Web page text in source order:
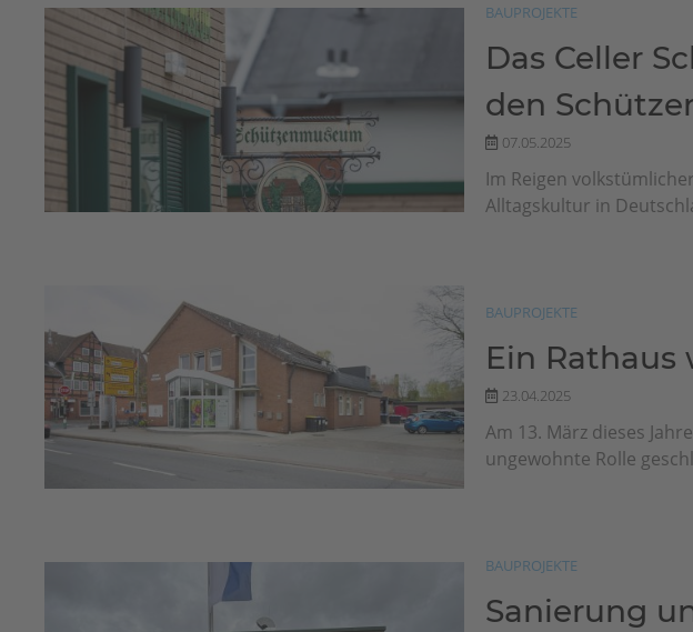
BAUPROJEKTE
Das Celler
den
07.05.2025
Im Reigen
Alltagskultur in
BAUPROJEKTE
Ein
23.04.2025
Am 13. März dieses
ungewohnte Rolle
BAUPROJEKTE
Sanierung